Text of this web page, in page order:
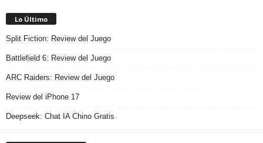
Lo Último
Split Fiction: Review del Juego
Battlefield 6: Review del Juego
ARC Raiders: Review del Juego
Review del iPhone 17
Deepseek: Chat IA Chino Gratis